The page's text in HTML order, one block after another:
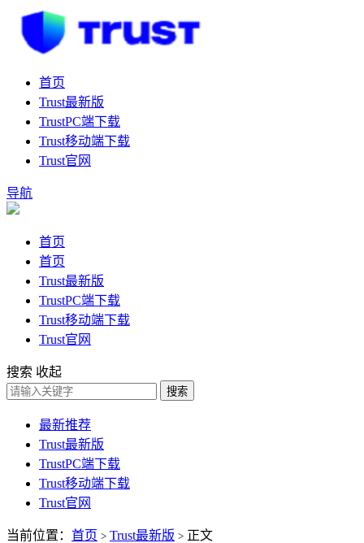
首页
Trust最新版
TrustPC端下载
Trust移动端下载
Trust官网
导航
首页
首页
Trust最新版
TrustPC端下载
Trust移动端下载
Trust官网
搜索 收起
搜索
最新推荐
Trust最新版
TrustPC端下载
Trust移动端下载
Trust官网
当前位置： 首页 > Trust最新版 > 正文